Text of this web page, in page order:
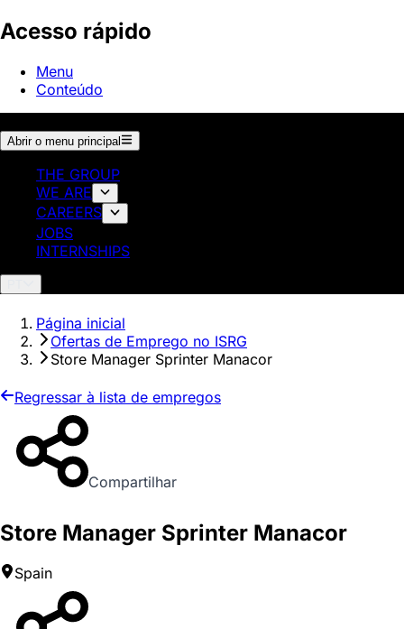
Acesso rápido
Menu
Conteúdo
Abrir o menu principal
THE GROUP
WE ARE
CAREERS
JOBS
INTERNSHIPS
Página inicial
Ofertas de Emprego no ISRG
Store Manager Sprinter Manacor
Regressar à lista de empregos
Compartilhar
Store Manager Sprinter Manacor
Spain